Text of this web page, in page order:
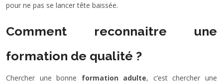
pour ne pas se lancer tête baissée.
Comment reconnaitre une
formation de qualité ?
Chercher une bonne formation adulte, c’est chercher une